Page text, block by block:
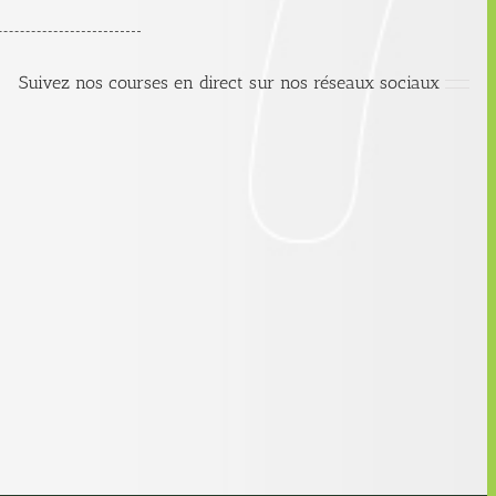
Suivez nos courses en direct sur nos réseaux sociaux